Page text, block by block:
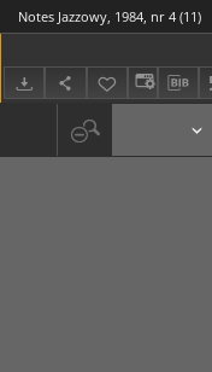
Notes Jazzowy, 1984, nr 4 (11)